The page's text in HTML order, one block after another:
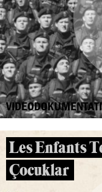
Les Enfants
Çocuklar